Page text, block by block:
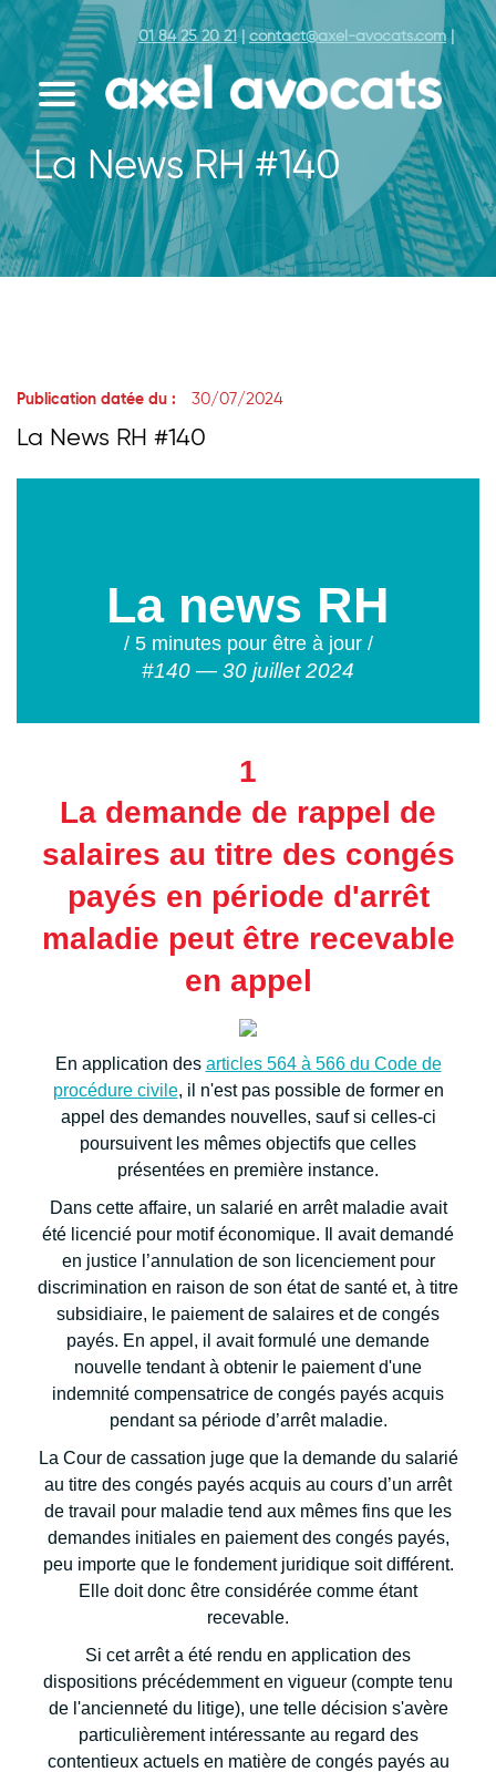
01 84 25 20 21 | contact@axel-avocats.com |
La News RH #140
Publication datée du : 30/07/2024
La News RH #140
La news RH
/ 5 minutes pour être à jour /
#140 — 30 juillet 2024
1
La demande de rappel de
salaires au titre des congés
payés en période d'arrêt
maladie peut être recevable
en appel
En application des articles 564 à 566 du Code de
procédure civile, il n'est pas possible de former en
appel des demandes nouvelles, sauf si celles-ci
poursuivent les mêmes objectifs que celles
présentées en première instance.
Dans cette affaire, un salarié en arrêt maladie avait
été licencié pour motif économique. Il avait demandé
en justice l’annulation de son licenciement pour
discrimination en raison de son état de santé et, à titre
subsidiaire, le paiement de salaires et de congés
payés. En appel, il avait formulé une demande
nouvelle tendant à obtenir le paiement d'une
indemnité compensatrice de congés payés acquis
pendant sa période d’arrêt maladie.
La Cour de cassation juge que la demande du salarié
au titre des congés payés acquis au cours d’un arrêt
de travail pour maladie tend aux mêmes fins que les
demandes initiales en paiement des congés payés,
peu importe que le fondement juridique soit différent.
Elle doit donc être considérée comme étant
recevable.
Si cet arrêt a été rendu en application des
dispositions précédemment en vigueur (compte tenu
de l'ancienneté du litige), une telle décision s'avère
particulièrement intéressante au regard des
contentieux actuels en matière de congés payés au